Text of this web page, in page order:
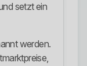
setzt ein
werden.